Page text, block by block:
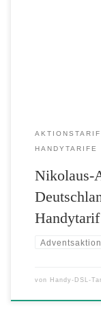
HANDYTARIFE
Nikolaus-
von Handy-DSL-